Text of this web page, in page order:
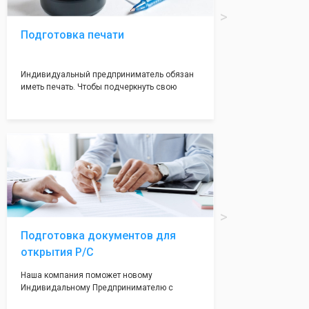
Подготовка печати
Индивидуальный предприниматель обязан
иметь печать. Чтобы подчеркнуть свою
Подготовка документов для
открытия Р/С
Наша компания поможет новому
Индивидальному Предпринимателю с